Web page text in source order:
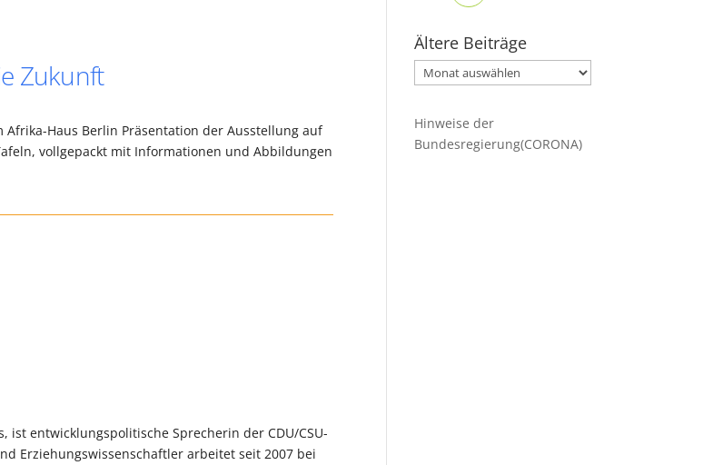
Zukunft
Haus Berlin Präsentation der Ausstellung auf
vollgepackt mit Informationen und Abbildungen
entwicklungspolitische Sprecherin der CDU/CSU-
Erziehungswissenschaftler arbeitet seit 2007 bei
Ältere Beiträge
Ältere
Beiträge
Hinweise der
Bundesregierung(CORONA)